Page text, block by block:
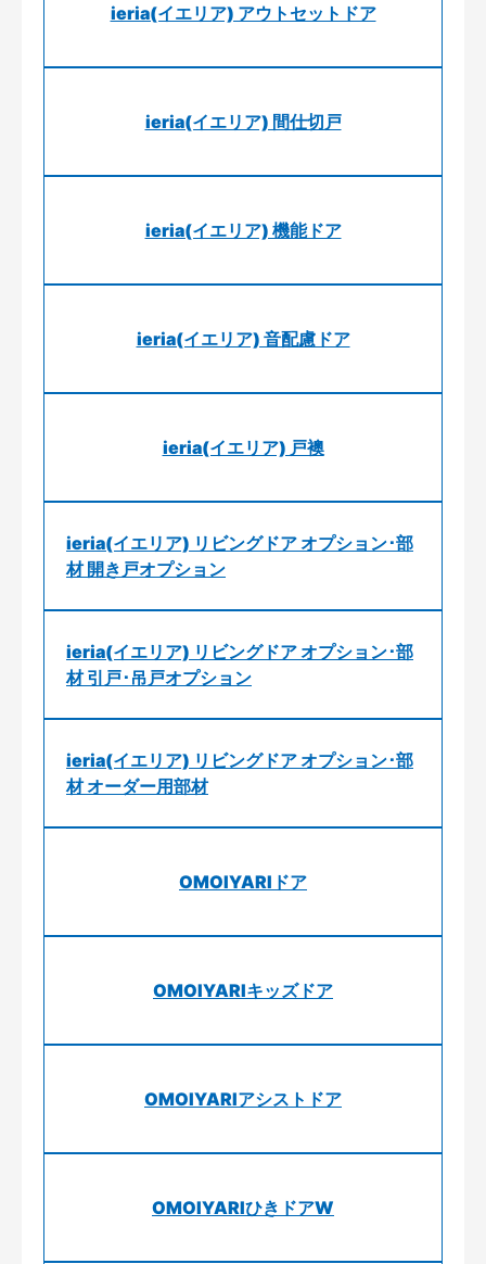
ieria(イエリア) アウトセットドア
ieria(イエリア) 間仕切戸
ieria(イエリア) 機能ドア
ieria(イエリア) 音配慮ドア
ieria(イエリア) 戸襖
ieria(イエリア) リビングドア オプション･部
材 開き戸オプション
ieria(イエリア) リビングドア オプション･部
材 引戸･吊戸オプション
ieria(イエリア) リビングドア オプション･部
材 オーダー用部材
OMOIYARIドア
OMOIYARIキッズドア
OMOIYARIアシストドア
OMOIYARIひきドアW